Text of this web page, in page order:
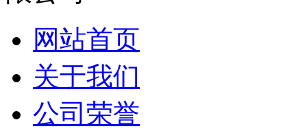
网站首页
关于我们
公司荣誉